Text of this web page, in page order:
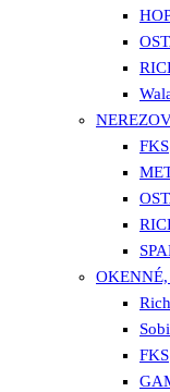
FKS
FKS